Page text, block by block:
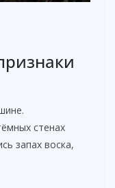
стенах
запах воска,